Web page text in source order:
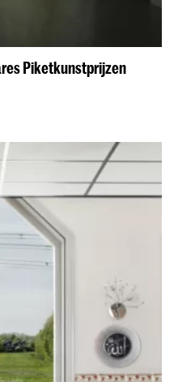
Piketkunstprijzen